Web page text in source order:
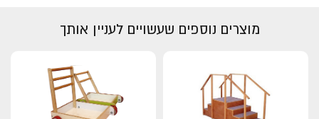
מוצרים נוספים שעשויים לעניין אותך